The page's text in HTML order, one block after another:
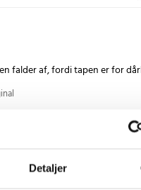
Detaljer
falder af, fordi tapen er for